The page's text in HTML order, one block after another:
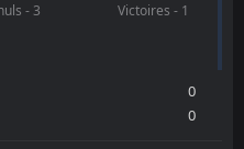
- 3 Victoires - 1
0
0